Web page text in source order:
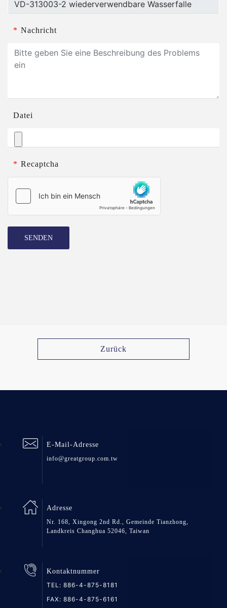
* Nachricht
Datei
* Recaptcha
SENDEN
Zurück
E-Mail-Adresse
info@greatgroup.com.tw
Adresse
Nr. 168, Xingong 2nd Rd., Gemeinde Tianzhong,
Landkreis Changhua 52046, Taiwan
Kontaktnummer
TEL: 886-4-875-8181
FAX: 886-4-875-6161